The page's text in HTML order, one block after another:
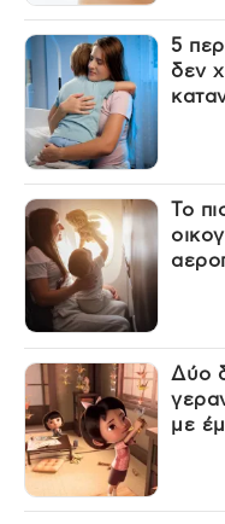
5
δεν
Το
Δύο
με